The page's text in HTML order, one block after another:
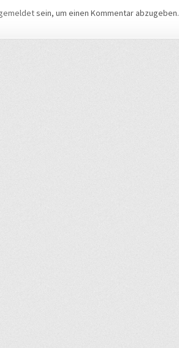
sein, um einen Kommentar abzugeben.